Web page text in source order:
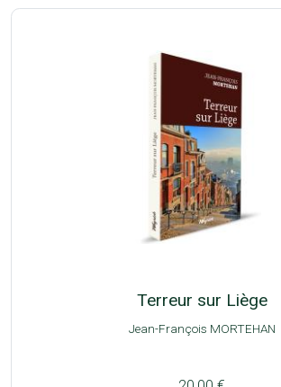
Terreur sur Liège
Jean-François MORTEHAN